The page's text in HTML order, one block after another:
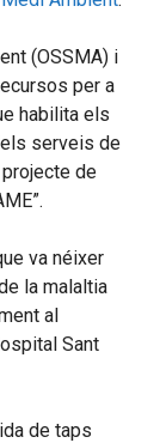
(OSSMA) i
per a
habilita els
serveis de
de
va néixer
la malaltia
al
Sant
de taps